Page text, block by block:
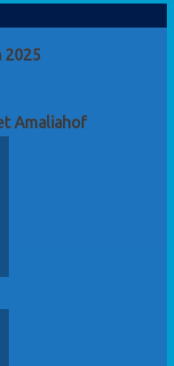
2025
Amaliahof